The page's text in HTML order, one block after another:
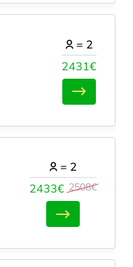
2431€
= 2
2433€ 2508€
= 2